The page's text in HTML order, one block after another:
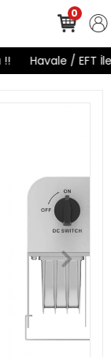
Havale / EFT
0